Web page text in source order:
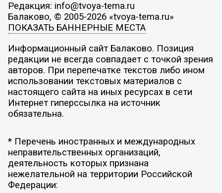
Редакция: info@tvoya-tema.ru
Балаково, © 2005-2026 «tvoya-tema.ru»
ПОКАЗАТЬ БАННЕРНЫЕ МЕСТА
Информационный сайт Балаково. Позиция
редакции не всегда совпадает с точкой зрения
авторов. При перепечатке текстов либо ином
использовании текстовых материалов с
настоящего сайта на иных ресурсах в сети
Интернет гиперссылка на источник
обязательна.
* Перечень иностранных и международных
неправительственных организаций,
деятельность которых признана
нежелательной на территории Российской
Федерации: